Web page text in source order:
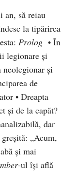
an, să reiau
la tipărirea
Prolog • În
legionare și
și
de
• Dreapta
și de la capăt?
dar
„Acum,
și mai
-ul își află